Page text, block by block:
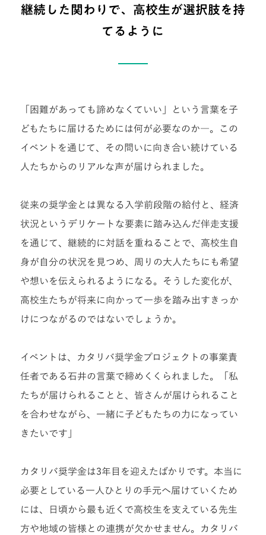
継続した関わりで、高校生が選択肢を持
てるように
「困難があっても諦めなくていい」という言葉を子
どもたちに届けるためには何が必要なのか―。この
イベントを通じて、その問いに向き合い続けている
人たちからのリアルな声が届けられました。
従来の奨学金とは異なる入学前段階の給付と、経済
状況というデリケートな要素に踏み込んだ伴走支援
を通じて、継続的に対話を重ねることで、高校生自
身が自分の状況を見つめ、周りの大人たちにも希望
や想いを伝えられるようになる。そうした変化が、
高校生たちが将来に向かって一歩を踏み出すきっか
けにつながるのではないでしょうか。
イベントは、カタリバ奨学金プロジェクトの事業責
任者である石井の言葉で締めくくられました。「私
たちが届けられることと、皆さんが届けられること
を合わせながら、一緒に子どもたちの力になってい
きたいです」
カタリバ奨学金は3年目を迎えたばかりです。本当に
必要としている一人ひとりの手元へ届けていくため
には、日頃から最も近くで高校生を支えている先生
方や地域の皆様との連携が欠かせません。カタリバ